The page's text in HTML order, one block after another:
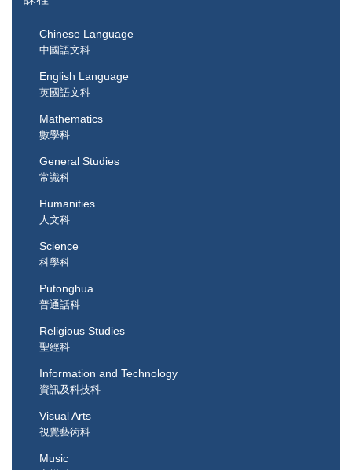
Chinese Language
中國語文科
English Language
英國語文科
Mathematics
數學科
General Studies
常識科
Humanities
人文科
Science
科學科
Putonghua
普通話科
Religious Studies
聖經科
Information and Technology
資訊及科技科
Visual Arts
視覺藝術科
Music